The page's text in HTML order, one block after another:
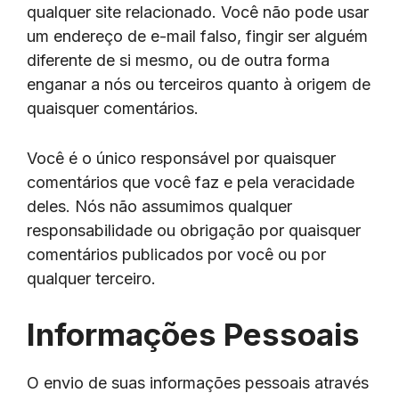
qualquer site relacionado. Você não pode usar
um endereço de e-mail falso, fingir ser alguém
diferente de si mesmo, ou de outra forma
enganar a nós ou terceiros quanto à origem de
quaisquer comentários.
Você é o único responsável por quaisquer
comentários que você faz e pela veracidade
deles. Nós não assumimos qualquer
responsabilidade ou obrigação por quaisquer
comentários publicados por você ou por
qualquer terceiro.
Informações Pessoais
O envio de suas informações pessoais através